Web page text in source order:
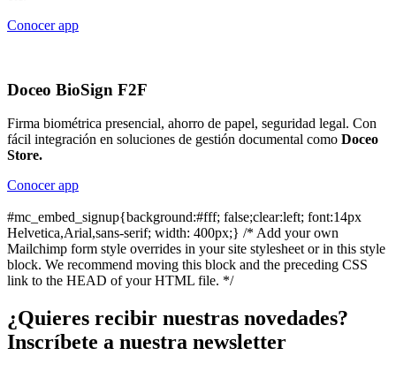
Conocer app
Doceo BioSign F2F
Firma biométrica presencial, ahorro de papel, seguridad legal. Con
fácil integración en soluciones de gestión documental como Doceo
Store.
Conocer app
#mc_embed_signup{background:#fff; false;clear:left; font:14px
Helvetica,Arial,sans-serif; width: 400px;} /* Add your own
Mailchimp form style overrides in your site stylesheet or in this style
block. We recommend moving this block and the preceding CSS
link to the HEAD of your HTML file. */
¿Quieres recibir nuestras novedades?
Inscríbete a nuestra newsletter